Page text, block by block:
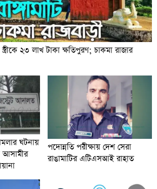
২৩ লাখ টাকা ক্ষতিপুরণ; চাকমা রাজার
ঘটনায়
আসামীর
পদোন্নতি পরীক্ষায় দেশ সেরা
রাঙামাটির এটিএসআই রাহাত